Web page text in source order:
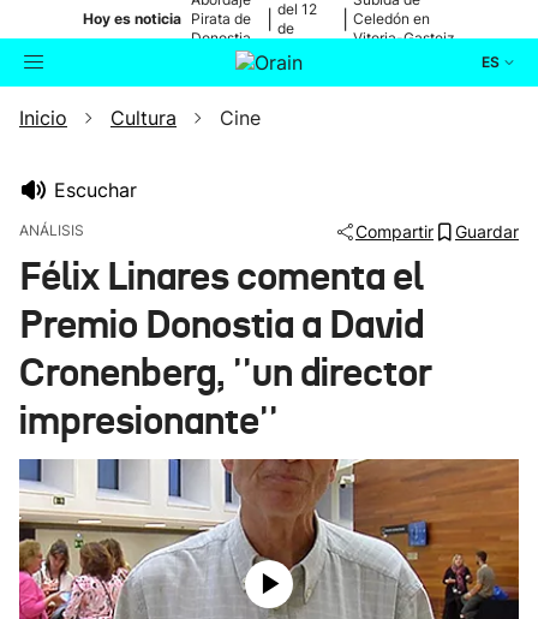
Hoy es noticia Pirata de
Donostia
del 12
de
Celedón en
Vitoria-Gasteiz
ES
Buscador Actualidad
Ikusmiran
Eguraldia
Inicio Cultura Cine
Escuchar
ANÁLISIS Compartir Guardar
Félix Linares comenta el
Premio Donostia a David
Cronenberg, ''un director
impresionante''